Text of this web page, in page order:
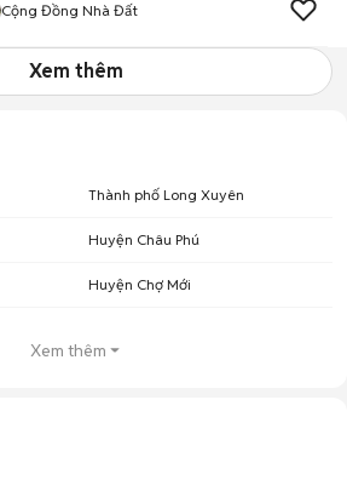
Cộng Đồng Nhà Đất
Xem thêm
Thành phố Long Xuyên
Huyện Châu Phú
Huyện Chợ Mới
Xem thêm